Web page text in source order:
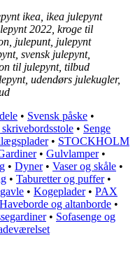
ikea, ikea julepynt
2022, kroge til
julepunt, julepynt
svensk julepynt,
til julepynt, tilbud
udendørs julekugler,
• Svensk påske •
• Senge
• STOCKHOLM
• Gulvlamper•
• Dyner• Vaser og skåle •
• Taburetter og puffer•
• Kogeplader• PAX
Haveborde og altanborde •
• Sofasenge og